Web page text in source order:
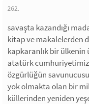
262.
savaşta kazandığı
kitap ve makalelerden
kapkaranlık bir ülkenin
atatürk
özgürlüğün
yok olmakta olan bir
küllerinden yeniden